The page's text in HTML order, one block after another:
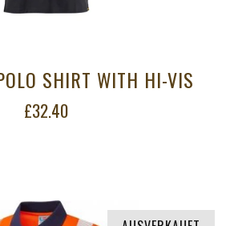
SHIRT WITH HI-VIS
£32.40